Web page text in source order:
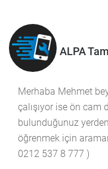
ALPA
Merhaba Mehmet
çalışıyor ise ön cam
bulunduğunuz
öğrenmek için
0212 537 8 777 )